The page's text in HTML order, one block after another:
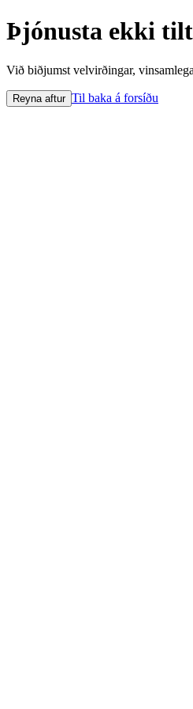
Þjónusta ekki
Við biðjumst velvirðingar,
Reyna aftur Til baka á forsíðu